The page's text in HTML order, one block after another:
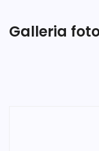
Galleria